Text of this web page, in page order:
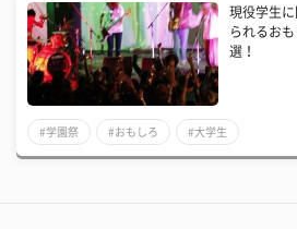
現役学生
られるお
選！
#学園祭 #おもしろ #大学生